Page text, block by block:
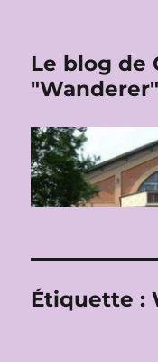
Le blog de
Étiquette :